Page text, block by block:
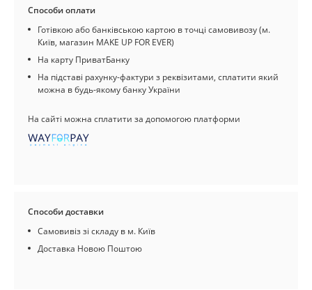
Способи оплати
Готівкою або банківською картою в точці самовивозу (м.
Київ, магазин MAKE UP FOR EVER)
На карту ПриватБанку
На підставі рахунку-фактури з реквізитами, сплатити який
можна в будь-якому банку України
На сайті можна сплатити за допомогою платформи
Способи доставки
Самовивіз зі складу в м. Київ
Доставка Новою Поштою